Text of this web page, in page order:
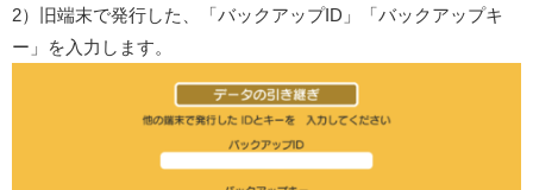
2）旧端末で発行した、「バックアップID」「バックアップキ
ー」を入力します。